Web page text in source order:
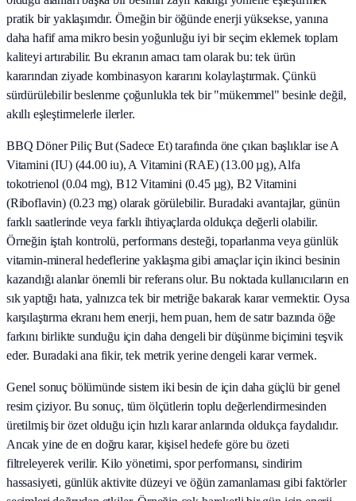
pratik bir yaklaşımdır. Örneğin bir öğünde enerji yüksekse, yanına
daha hafif ama mikro besin yoğunluğu iyi bir seçim eklemek toplam
kaliteyi artırabilir. Bu ekranın amacı tam olarak bu: tek ürün
kararından ziyade kombinasyon kararını kolaylaştırmak. Çünkü
sürdürülebilir beslenme çoğunlukla tek bir "mükemmel" besinle değil,
akıllı eşleştirmelerle ilerler.
BBQ Döner Piliç But (Sadece Et) tarafında öne çıkan başlıklar ise A
Vitamini (IU) (44.00 iu), A Vitamini (RAE) (13.00 µg), Alfa
tokotrienol (0.04 mg), B12 Vitamini (0.45 µg), B2 Vitamini
(Riboflavin) (0.23 mg) olarak görülebilir. Buradaki avantajlar, günün
farklı saatlerinde veya farklı ihtiyaçlarda oldukça değerli olabilir.
Örneğin iştah kontrolü, performans desteği, toparlanma veya günlük
vitamin-mineral hedeflerine yaklaşma gibi amaçlar için ikinci besinin
kazandığı alanlar önemli bir referans olur. Bu noktada kullanıcıların en
sık yaptığı hata, yalnızca tek bir metriğe bakarak karar vermektir. Oysa
karşılaştırma ekranı hem enerji, hem puan, hem de satır bazında öğe
farkını birlikte sunduğu için daha dengeli bir düşünme biçimini teşvik
eder. Buradaki ana fikir, tek metrik yerine dengeli karar vermek.
Genel sonuç bölümünde sistem iki besin de için daha güçlü bir genel
resim çiziyor. Bu sonuç, tüm ölçütlerin toplu değerlendirmesinden
üretilmiş bir özet olduğu için hızlı karar anlarında oldukça faydalıdır.
Ancak yine de en doğru karar, kişisel hedefe göre bu özeti
filtreleyerek verilir. Kilo yönetimi, spor performansı, sindirim
hassasiyeti, günlük aktivite düzeyi ve öğün zamanlaması gibi faktörler